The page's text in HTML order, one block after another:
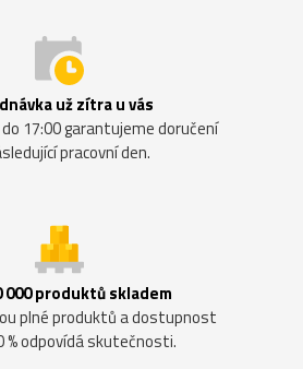
už zítra u vás
17:00 garantujeme doručení
pracovní den.
000 produktů skladem
plné produktů a dostupnost
% odpovídá skutečnosti.